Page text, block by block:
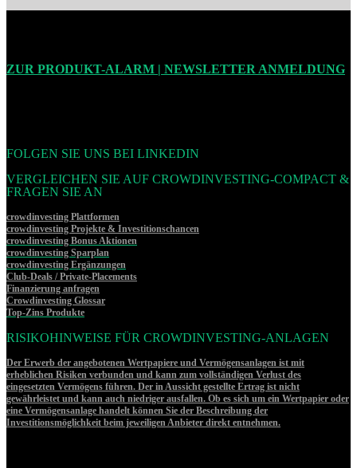
ZUR PRODUKT-ALARM | NEWSLETTER ANMELDUNG
FOLGEN SIE UNS BEI LINKEDIN
VERGLEICHEN SIE AUF CROWDINVESTING-COMPACT &
FRAGEN SIE AN
crowdinvesting Plattformen
crowdinvesting Projekte & Investitionschancen
crowdinvesting Bonus Aktionen
crowdinvesting Sparplan
crowdinvesting Ergänzungen
Club-Deals / Private-Placements
Finanzierung anfragen
Crowdinvesting Glossar
Top-Zins Produkte
RISIKOHINWEISE FÜR CROWDINVESTING-ANLAGEN
Der Erwerb der angebotenen Wertpapiere und Vermögensanlagen ist mit
erheblichen Risiken verbunden und kann zum vollständigen Verlust des
eingesetzten Vermögens führen. Der in Aussicht gestellte Ertrag ist nicht
gewährleistet und kann auch niedriger ausfallen. Ob es sich um ein Wertpapier oder
eine Vermögensanlage handelt können Sie der Beschreibung der
Investitionsmöglichkeit beim jeweiligen Anbieter direkt entnehmen.